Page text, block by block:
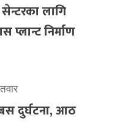
लागि
निर्माण
दुर्घटना, आठ